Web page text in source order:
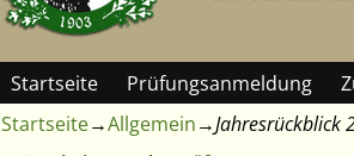
Startseite Prüfungsanmeldung
Startseite→Allgemein→Jahresrückblick